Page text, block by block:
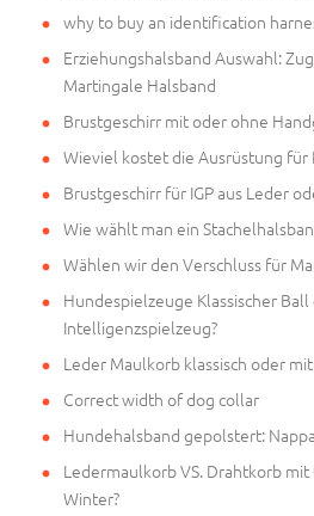
why to buy an identification
Erziehungshalsband Auswahl:
Martingale Halsband
Brustgeschirr mit oder ohne
Wieviel kostet die Ausrüstung für
Brustgeschirr für IGP aus Leder
Wie wählt man ein
Wählen wir den Verschluss für
Hundespielzeuge Klassischer
Intelligenzspielzeug?
Leder Maulkorb klassisch oder
Correct width of dog collar
Hundehalsband gepolstert:
Ledermaulkorb VS. Drahtkorb
Winter?